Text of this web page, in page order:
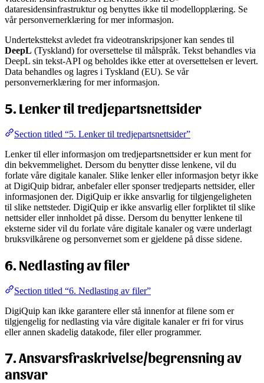
dataresidensinfrastruktur og benyttes ikke til modellopplæring. Se
vår personvernerklæring for mer informasjon.
Underteksttekst avledet fra videotranskripsjoner kan sendes til
DeepL (Tyskland) for oversettelse til målspråk. Tekst behandles via
DeepL sin tekst-API og beholdes ikke etter at oversettelsen er levert.
Data behandles og lagres i Tyskland (EU). Se vår
personvernerklæring for mer informasjon.
5. Lenker til tredjepartsnettsider
Section titled “5. Lenker til tredjepartsnettsider”
Lenker til eller informasjon om tredjepartsnettsider er kun ment for
din bekvemmelighet. Dersom du benytter disse lenkene, vil du
forlate våre digitale kanaler. Slike lenker eller informasjon betyr ikke
at DigiQuip bidrar, anbefaler eller sponser tredjeparts nettsider, eller
informasjonen der. DigiQuip er ikke ansvarlig for tilgjengeligheten
til slike nettsteder. DigiQuip er ikke ansvarlig eller forpliktet til slike
nettsider eller innholdet på disse. Dersom du benytter lenkene til
eksterne sider vil du forlate våre digitale kanaler og være underlagt
bruksvilkårene og personvernet som er gjeldene på disse sidene.
6. Nedlasting av filer
Section titled “6. Nedlasting av filer”
DigiQuip kan ikke garantere eller stå innenfor at filene som er
tilgjengelig for nedlasting via våre digitale kanaler er fri for virus
eller annen skadelig datakode, filer eller programmer.
7. Ansvarsfraskrivelse/begrensning av
ansvar